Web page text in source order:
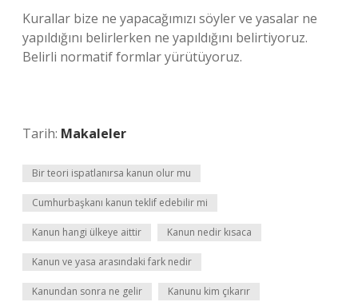
Kurallar bize ne yapacağımızı söyler ve yasalar ne
yapıldığını belirlerken ne yapıldığını belirtiyoruz.
Belirli normatif formlar yürütüyoruz.
Tarih: Makaleler
Bir teori ispatlanırsa kanun olur mu
Cumhurbaşkanı kanun teklif edebilir mi
Kanun hangi ülkeye aittir Kanun nedir kısaca
Kanun ve yasa arasındaki fark nedir
Kanundan sonra ne gelir Kanunu kim çıkarır